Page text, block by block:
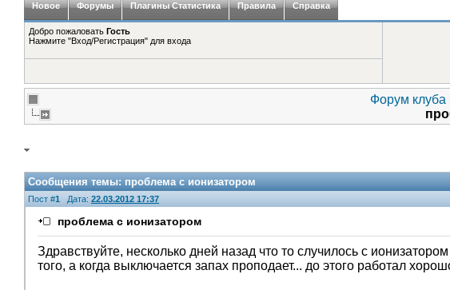
Новое Форумы Плагины Статистика Правила Справка
Добро пожаловать Гость
Нажмите "Вход/Регистрация" для входа
Форум клуба
Сообщения темы:проблема с ионизатором
Пост #1 Дата: 22.03.2012 17:37
проблема с ионизатором
Здравствуйте, несколько дней назад что то случилось с
того, а когда выключается запах проподает... до этого работал